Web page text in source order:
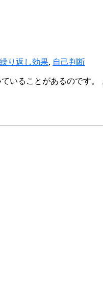
繰り返し効果, 自己判断
いることがあるのです。